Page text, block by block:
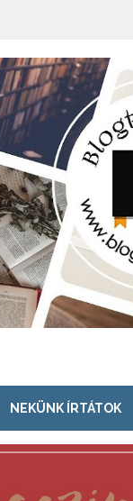
NEKÜNK ÍRTÁTOK